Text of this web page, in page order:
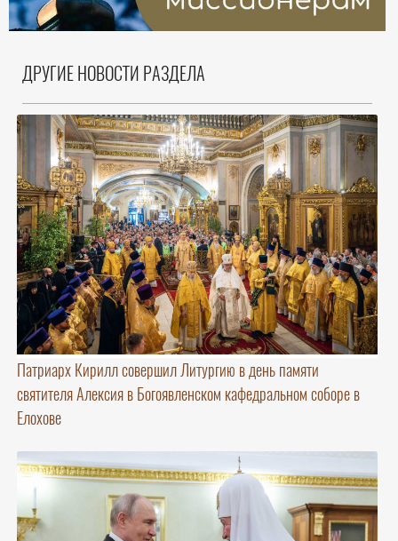
ДРУГИЕ НОВОСТИ РАЗДЕЛА
Патриарх Кирилл совершил Литургию в день памяти
святителя Алексия в Богоявленском кафедральном соборе в
Елохове